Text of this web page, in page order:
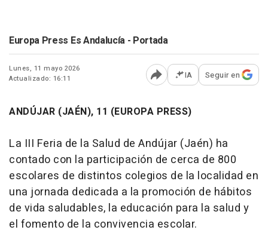
Europa Press Es Andalucía - Portada
Lunes, 11 mayo 2026
Actualizado: 16:11
Abrir opciones para
IA Seguir en
ANDÚJAR (JAÉN), 11 (EUROPA PRESS)
La III Feria de la Salud de Andújar (Jaén) ha
contado con la participación de cerca de 800
escolares de distintos colegios de la localidad en
una jornada dedicada a la promoción de hábitos
de vida saludables, la educación para la salud y
el fomento de la convivencia escolar.